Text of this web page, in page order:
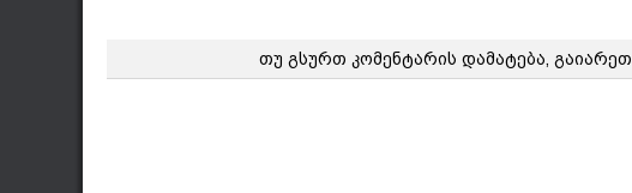
თუ გსურთ კომენტარის დამატება, გაიარეთ